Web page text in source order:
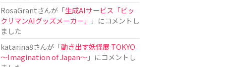
RosaGrantさんが「生成AIサービス「ビッ
クリマンAIグッズメーカー」
」にコメントし
ました
katarina8さんが「動き出す妖怪展 TOKYO
〜Imagination of Japan〜」にコメントし